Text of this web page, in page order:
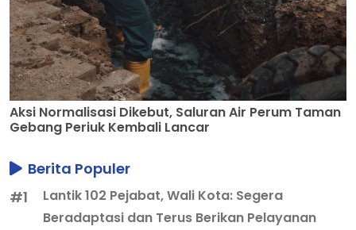
Aksi Normalisasi Dikebut, Saluran Air Perum Taman
Gebang Periuk Kembali Lancar
Berita Populer
#1
Lantik 102 Pejabat, Wali Kota: Segera
Beradaptasi dan Terus Berikan Pelayanan